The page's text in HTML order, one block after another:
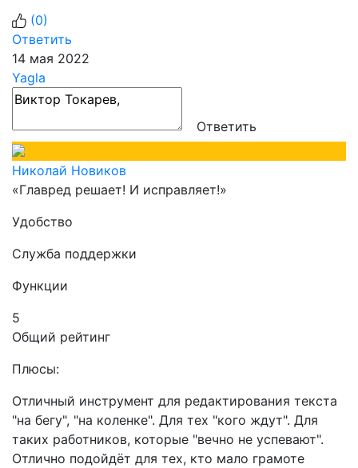
(0)
Ответить
14 мая 2022
Yagla
Ответить
Николай Новиков
«Главред решает! И исправляет!»
Удобство
Служба поддержки
Функции
5
Общий рейтинг
Плюсы:
Отличный инструмент для редактирования текста
"на бегу", "на коленке". Для тех "кого ждут". Для
таких работников, которые "вечно не успевают".
Отлично подойдёт для тех, кто мало грамоте